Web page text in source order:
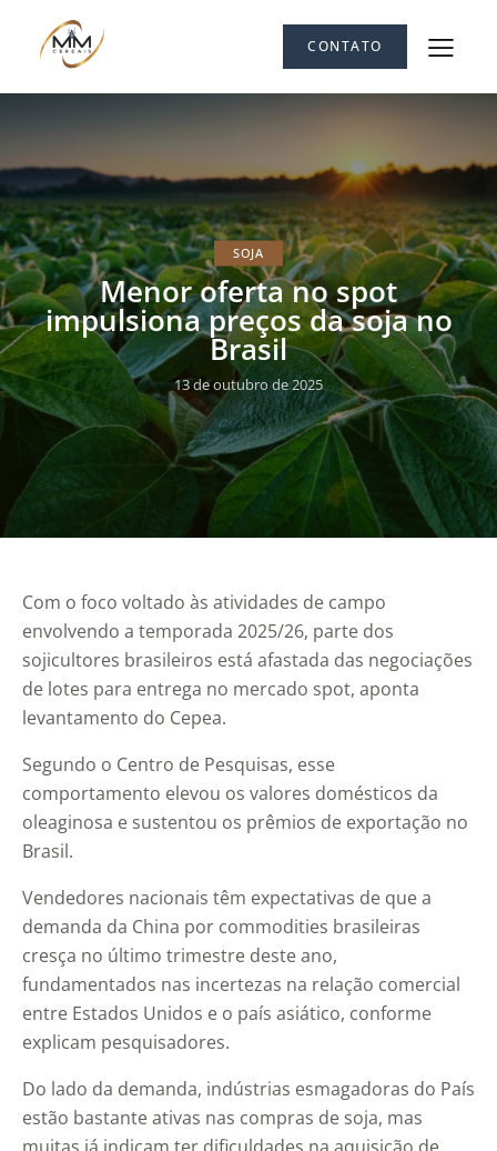
CONTATO
SOJA
Menor oferta no spot
impulsiona preços da soja no
Brasil
13 de outubro de 2025
Com o foco voltado às atividades de campo
envolvendo a temporada 2025/26, parte dos
sojicultores brasileiros está afastada das negociações
de lotes para entrega no mercado spot, aponta
levantamento do Cepea.
Segundo o Centro de Pesquisas, esse
comportamento elevou os valores domésticos da
oleaginosa e sustentou os prêmios de exportação no
Brasil.
Vendedores nacionais têm expectativas de que a
demanda da China por commodities brasileiras
cresça no último trimestre deste ano,
fundamentados nas incertezas na relação comercial
entre Estados Unidos e o país asiático, conforme
explicam pesquisadores.
Do lado da demanda, indústrias esmagadoras do País
estão bastante ativas nas compras de soja, mas